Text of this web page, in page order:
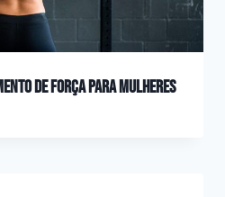
de força para mulheres